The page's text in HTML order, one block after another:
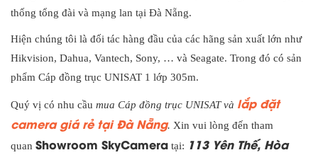
thống tổng đài và mạng lan tại Đà Nẵng.
Hiện chúng tôi là đối tác hàng đầu của các hãng sản xuất lớn như
Hikvision, Dahua, Vantech, Sony, … và Seagate. Trong đó có sản
phẩm Cáp đồng trục UNISAT 1 lớp 305m.
Quý vị có nhu cầu mua Cáp đồng trục UNISAT và lắp đặt
camera giá rẻ tại Đà Nẵng. Xin vui lòng đến tham
quan Showroom SkyCamera tại: 113 Yên Thế, Hòa